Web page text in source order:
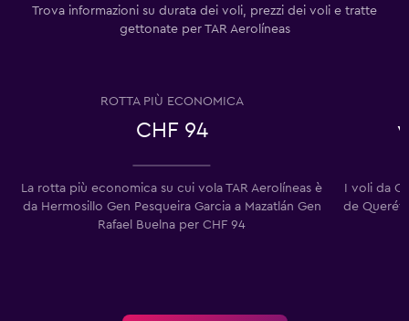
Trova informazioni su durata dei voli, prezzi dei voli e tratte
gettonate per TAR Aerolíneas
ROTTA PIÙ ECONOMICA
CHF 94
La rotta più economica su cui vola TAR Aerolíneas è
da Hermosillo Gen Pesqueira Garcia a Mazatlán Gen
Rafael Buelna per CHF 94
I voli da
de